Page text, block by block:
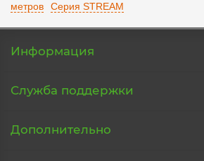
метров
Серия STREAM
Информация
Служба поддержки
Дополнительно